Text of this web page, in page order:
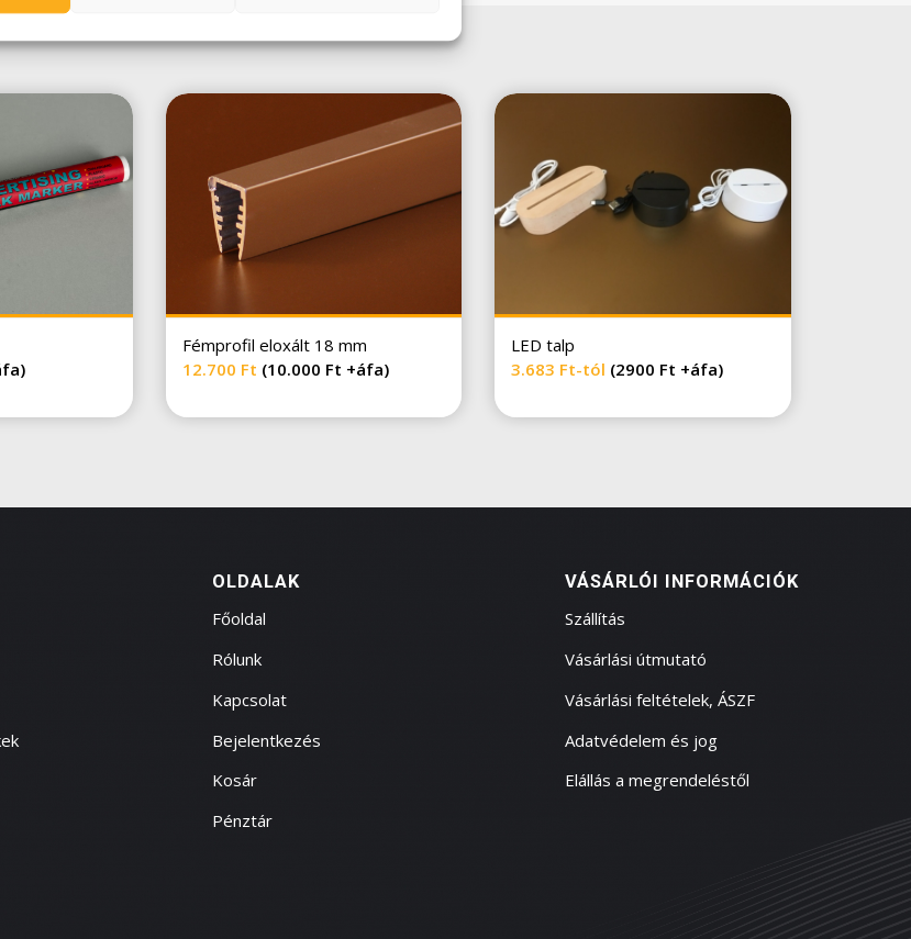
Fémprofil eloxált 18 mm
12.700 Ft (10.000 Ft +áfa)
LED talp
3.683 Ft-tól (2900 Ft +áfa)
OLDALAK
Főoldal
Rólunk
Kapcsolat
Bejelentkezés
Kosár
Pénztár
VÁSÁRLÓI INFORMÁCIÓK
Szállítás
Vásárlási útmutató
Vásárlási feltételek, ÁSZF
Adatvédelem és jog
Elállás a megrendeléstől